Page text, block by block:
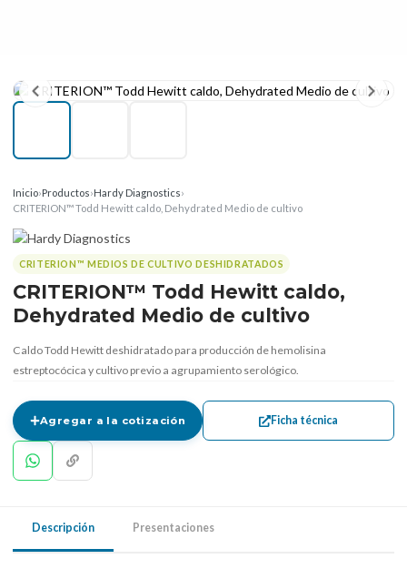
Inicio›Productos›Hardy Diagnostics›
CRITERION™ Todd Hewitt caldo, Dehydrated Medio de cultivo
CRITERION™ MEDIOS DE CULTIVO DESHIDRATADOS
CRITERION™ Todd Hewitt caldo,
Dehydrated Medio de cultivo
Caldo Todd Hewitt deshidratado para producción de hemolisina
estreptocócica y cultivo previo a agrupamiento serológico.
Agregar a la cotización Ficha técnica
Descripción Presentaciones